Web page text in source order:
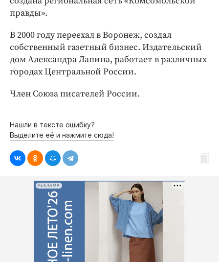
правды».
В 2000 году переехал в Воронеж, создал
собственный газетный бизнес. Издательский
дом Александра Лапина, работает в различных
городах Центральной России.
Член Союза писателей России.
Нашли в тексте ошибку?
Выделите её и нажмите сюда!
РЕКЛАМА